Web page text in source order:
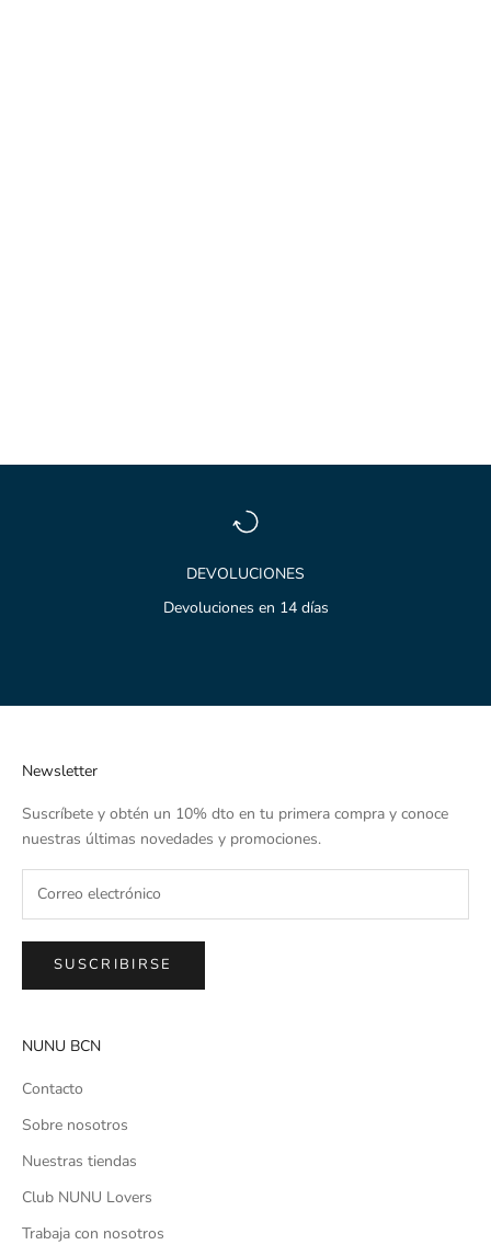
DEVOLUCIONES
Devoluciones en 14 días
Newsletter
Suscríbete y obtén un 10% dto en tu primera compra y conoce
nuestras últimas novedades y promociones.
SUSCRIBIRSE
NUNU BCN
Contacto
Sobre nosotros
Nuestras tiendas
Club NUNU Lovers
Trabaja con nosotros